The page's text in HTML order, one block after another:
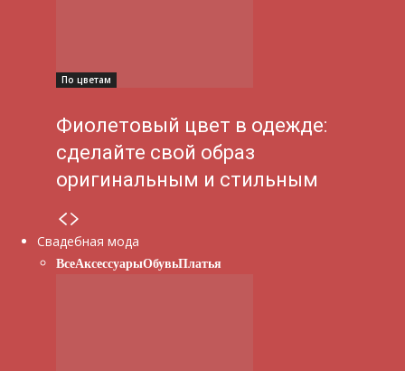
По цветам
Фиолетовый цвет в одежде:
сделайте свой образ
оригинальным и стильным
Свадебная мода
ВсеАксессуарыОбувьПлатья